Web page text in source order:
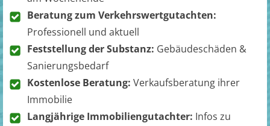
Beratung zum Verkehrswertgutachten:
Professionell und aktuell
Feststellung der Substanz: Gebäudeschäden &
Sanierungsbedarf
Kostenlose Beratung: Verkaufsberatung ihrer
Immobilie
Langjährige Immobiliengutachter: Infos zu